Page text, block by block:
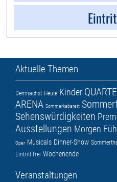
Aktuelle Themen
Demnächst Heute Kinder
ARENA Sommerkabarett
Sehenswürdigkeiten
Ausstellungen Morgen
Oper Musicals Dinner-Show
Eintritt frei Wochenende
Veranstaltungen